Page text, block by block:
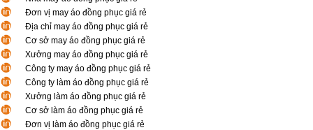
Đơn vị may áo đồng phục giá rẻ
Địa chỉ may áo đồng phục giá rẻ
Cơ sở may áo đồng phục giá rẻ
Xưởng may áo đồng phục giá rẻ
Công ty may áo đồng phục giá rẻ
Công ty làm áo đồng phục giá rẻ
Xưởng làm áo đồng phục giá rẻ
Cơ sở làm áo đồng phục giá rẻ
Đơn vị làm áo đồng phục giá rẻ